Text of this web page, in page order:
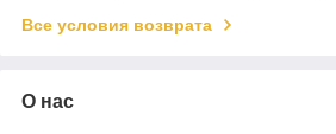
Все условия возврата
О нас